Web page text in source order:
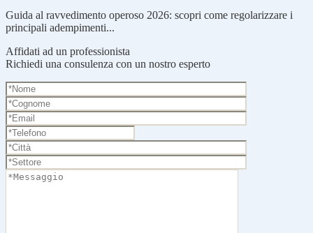
Guida al ravvedimento operoso 2026: scopri come regolarizzare i
principali adempimenti...
Affidati ad un professionista
Richiedi una consulenza con un nostro esperto